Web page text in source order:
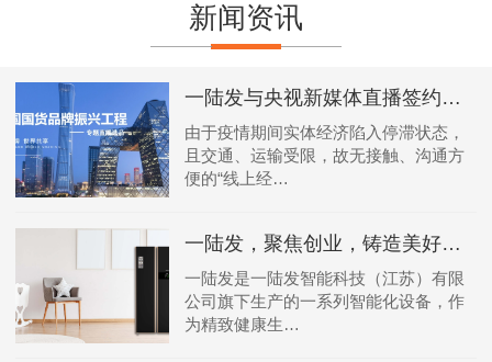
新闻资讯
一陆发与央视新媒体直播签约，品牌影响力再上新台阶
由于疫情期间实体经济陷入停滞状态，
且交通、运输受限，故无接触、沟通方
便的“线上经…
一陆发，聚焦创业，铸造美好未来！
一陆发是一陆发智能科技（江苏）有限
公司旗下生产的一系列智能化设备，作
为精致健康生…